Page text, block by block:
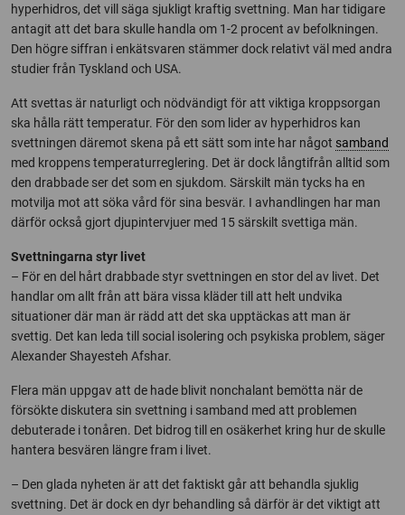
hyperhidros, det vill säga sjukligt kraftig svettning. Man har tidigare
antagit att det bara skulle handla om 1-2 procent av befolkningen.
Den högre siffran i enkätsvaren stämmer dock relativt väl med andra
studier från Tyskland och USA.
Att svettas är naturligt och nödvändigt för att viktiga kroppsorgan
ska hålla rätt temperatur. För den som lider av hyperhidros kan
svettningen däremot skena på ett sätt som inte har något samband
med kroppens temperaturreglering. Det är dock långtifrån alltid som
den drabbade ser det som en sjukdom. Särskilt män tycks ha en
motvilja mot att söka vård för sina besvär. I avhandlingen har man
därför också gjort djupintervjuer med 15 särskilt svettiga män.
Svettningarna styr livet
– För en del hårt drabbade styr svettningen en stor del av livet. Det
handlar om allt från att bära vissa kläder till att helt undvika
situationer där man är rädd att det ska upptäckas att man är
svettig. Det kan leda till social isolering och psykiska problem, säger
Alexander Shayesteh Afshar.
Flera män uppgav att de hade blivit nonchalant bemötta när de
försökte diskutera sin svettning i samband med att problemen
debuterade i tonåren. Det bidrog till en osäkerhet kring hur de skulle
hantera besvären längre fram i livet.
– Den glada nyheten är att det faktiskt går att behandla sjuklig
svettning. Det är dock en dyr behandling så därför är det viktigt att